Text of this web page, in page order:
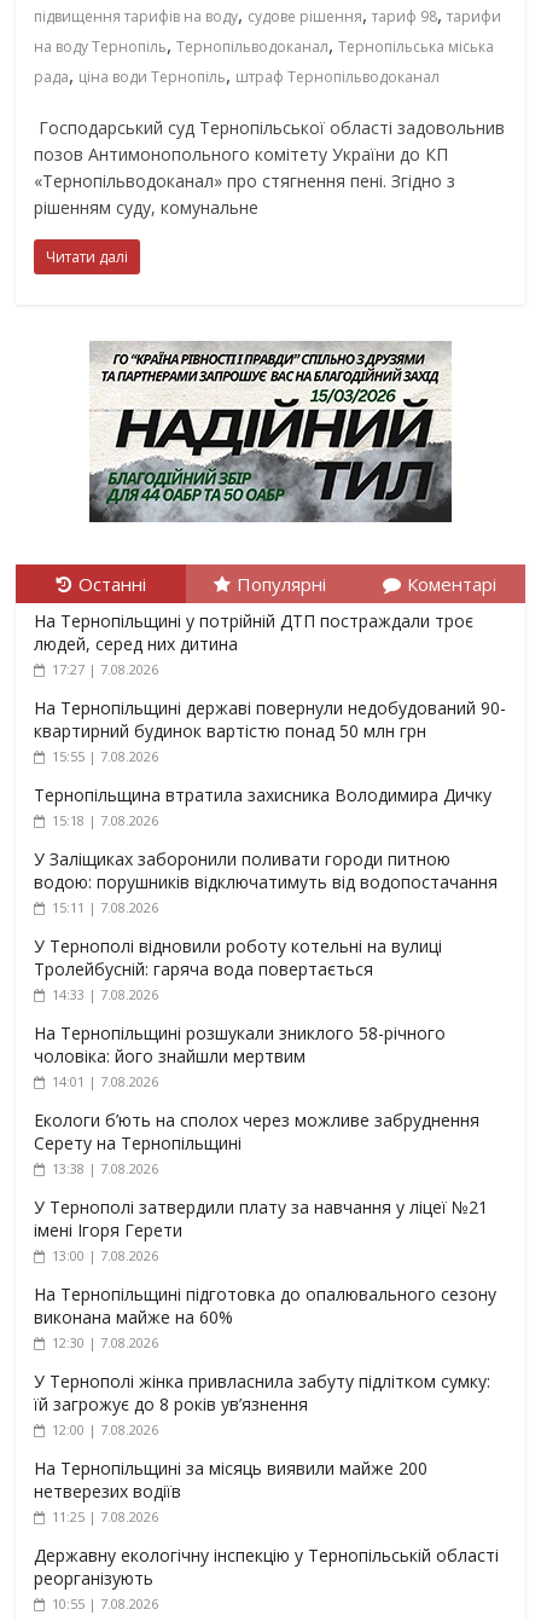
підвищення тарифів на воду, судове рішення,тариф 98,тарифи
на воду Тернопіль,Тернопільводоканал,Тернопільська міська
рада, ціна води Тернопіль, штраф Тернопільводоканал
Господарський суд Тернопільської області задовольнив
позов Антимонопольного комітету України до КП
«Тернопільводоканал» про стягнення пені. Згідно з
рішенням суду, комунальне
Читати далі
Останні Популярні Коментарі
На Тернопільщині у потрійній ДТП постраждали троє
людей, серед них дитина
17:27 | 7.08.2026
На Тернопільщині державі повернули недобудований 90-
квартирний будинок вартістю понад 50 млн грн
15:55 | 7.08.2026
Тернопільщина втратила захисника Володимира Дичку
15:18 | 7.08.2026
У Заліщиках заборонили поливати городи питною
водою: порушників відключатимуть від водопостачання
15:11 | 7.08.2026
У Тернополі відновили роботу котельні на вулиці
Тролейбусній: гаряча вода повертається
14:33 | 7.08.2026
На Тернопільщині розшукали зниклого 58-річного
чоловіка: його знайшли мертвим
14:01 | 7.08.2026
Екологи б’ють на сполох через можливе забруднення
Серету на Тернопільщині
13:38 | 7.08.2026
У Тернополі затвердили плату за навчання у ліцеї №21
імені Ігоря Герети
13:00 | 7.08.2026
На Тернопільщині підготовка до опалювального сезону
виконана майже на 60%
12:30 | 7.08.2026
У Тернополі жінка привласнила забуту підлітком сумку:
їй загрожує до 8 років ув’язнення
12:00 | 7.08.2026
На Тернопільщині за місяць виявили майже 200
нетверезих водіїв
11:25 | 7.08.2026
Державну екологічну інспекцію у Тернопільській області
реорганізують
10:55 | 7.08.2026